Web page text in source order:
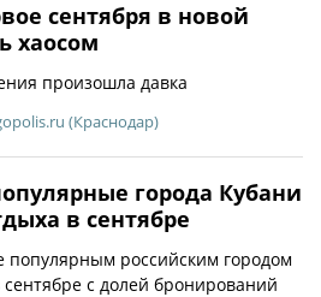
сентября в новой
хаосом
произошла давка
(Краснодар)
города Кубани
в сентябре
популярным российским городом
с долей бронирований